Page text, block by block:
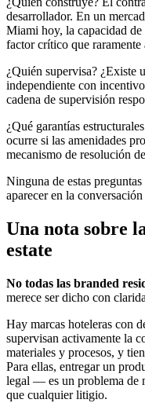
desarrollador. En un
Miami hoy, la capacidad
factor crítico que raramente
¿Quién supervisa? ¿Existe
independiente con
cadena de supervisión
¿Qué garantías
ocurre si las amenidades
mecanismo de resolución
Ninguna de estas
aparecer en la
Una nota sobre
estate
No todas las branded
merece ser dicho con
Hay marcas hoteleras con
supervisan activamente la
materiales y procesos, y
Para ellas, entregar un
legal — es un problema de
que cualquier litigio.